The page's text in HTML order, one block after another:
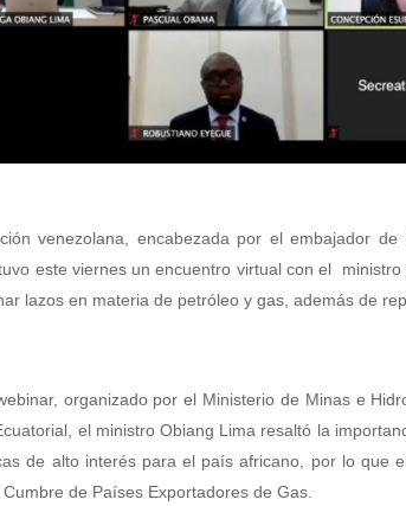
venezolana, encabezada por el embajador
este viernes un encuentro virtual con el
lazos en materia de petróleo y gas, además de
organizado por el Ministerio de Minas e
el ministro Obiang Lima resaltó la
de alto interés para el país africano, por lo que
de Países Exportadores de Gas.